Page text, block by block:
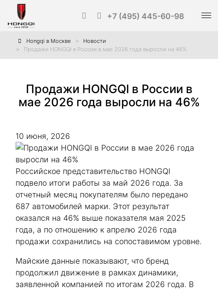
+7 (495) 445-60-98
Hongqi в Москве
Новости
Продажи HONGQI в России в мае 2026 года выросли на 46%
Продажи HONGQI в России в
мае 2026 года выросли на 46%
10 июня, 2026
Российское представительство HONGQI
подвело итоги работы за май 2026 года. За
отчетный месяц покупателям было передано
687 автомобилей марки. Этот результат
оказался на 46% выше показателя мая 2025
года, а по отношению к апрелю 2026 года
продажи сохранились на сопоставимом уровне.
Майские данные показывают, что бренд
продолжил движение в рамках динамики,
заявленной компанией по итогам 2026 года. В